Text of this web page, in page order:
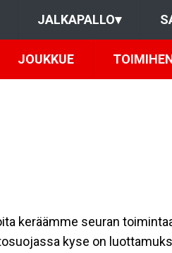
JALKAPALLO▾
JOUKKUE
keräämme seuran
kyse on